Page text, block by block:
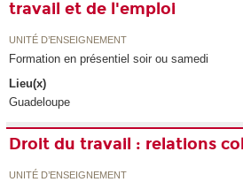
travail et de l'emploi
UNITÉ D’ENSEIGNEMENT
Formation en présentiel soir ou samedi
Lieu(x)
Guadeloupe
Droit du travail : relations
UNITÉ D’ENSEIGNEMENT